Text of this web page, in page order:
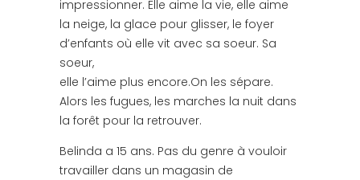
impressionner. Elle aime la vie, elle aime
la neige, la glace pour glisser, le foyer
d’enfants où elle vit avec sa soeur. Sa
soeur,
elle l’aime plus encore.On les sépare.
Alors les fugues, les marches la nuit dans
la forêt pour la retrouver.
Belinda a 15 ans. Pas du genre à vouloir
travailler dans un magasin de